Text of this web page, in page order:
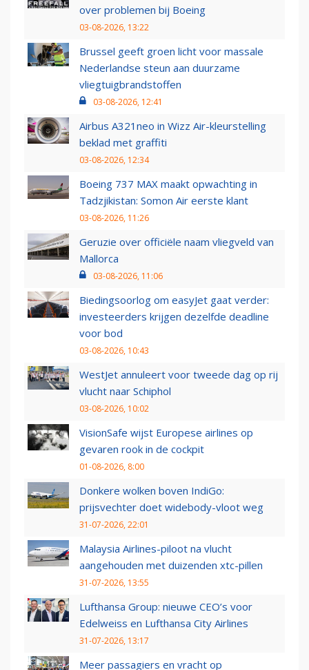
over problemen bij Boeing
03-08-2026, 13:22
Brussel geeft groen licht voor massale
Nederlandse steun aan duurzame
vliegtuigbrandstoffen
03-08-2026, 12:41
Airbus A321neo in Wizz Air-kleurstelling
beklad met graffiti
03-08-2026, 12:34
Boeing 737 MAX maakt opwachting in
Tadzjikistan: Somon Air eerste klant
03-08-2026, 11:26
Geruzie over officiële naam vliegveld van
Mallorca
03-08-2026, 11:06
Biedingsoorlog om easyJet gaat verder:
investeerders krijgen dezelfde deadline
voor bod
03-08-2026, 10:43
WestJet annuleert voor tweede dag op rij
vlucht naar Schiphol
03-08-2026, 10:02
VisionSafe wijst Europese airlines op
gevaren rook in de cockpit
01-08-2026, 8:00
Donkere wolken boven IndiGo:
prijsvechter doet widebody-vloot weg
31-07-2026, 22:01
Malaysia Airlines-piloot na vlucht
aangehouden met duizenden xtc-pillen
31-07-2026, 13:55
Lufthansa Group: nieuwe CEO’s voor
Edelweiss en Lufthansa City Airlines
31-07-2026, 13:17
Meer passagiers en vracht op